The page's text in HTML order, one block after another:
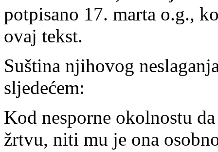
potpisano 17. marta o.g.,
ovaj tekst.
Suština njihovog
sljedećem:
Kod nesporne okolnostu
žrtvu, niti mu je ona